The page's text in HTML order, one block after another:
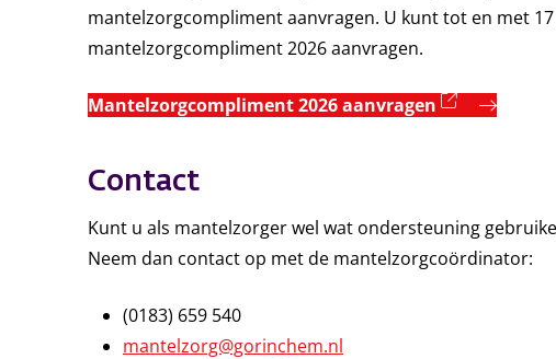
mantelzorgcompliment aanvragen. U kunt tot en met
mantelzorgcompliment 2026 aanvragen.
Mantelzorgcompliment 2026 aanvragen (externe
Contact
Kunt u als mantelzorger wel wat ondersteuning
Neem dan contact op met de mantelzorgcoördinator:
(0183) 659 540
mantelzorg@gorinchem.nl